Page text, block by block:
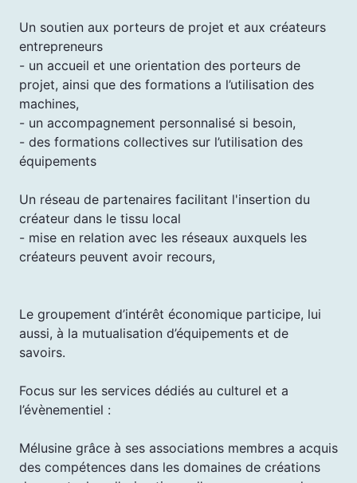
Un soutien aux porteurs de projet et aux créateurs
entrepreneurs
- un accueil et une orientation des porteurs de
projet, ainsi que des formations a l’utilisation des
machines,
- un accompagnement personnalisé si besoin,
- des formations collectives sur l’utilisation des
équipements
Un réseau de partenaires facilitant l'insertion du
créateur dans le tissu local
- mise en relation avec les réseaux auxquels les
créateurs peuvent avoir recours,
Le groupement d’intérêt économique participe, lui
aussi, à la mutualisation d’équipements et de
savoirs.
Focus sur les services dédiés au culturel et a
l’évènementiel :
Mélusine grâce à ses associations membres a acquis
des compétences dans les domaines de créations